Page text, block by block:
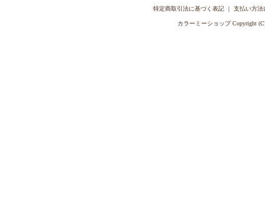
特定商取引法に基づく表記｜ 支払い方法
カラーミーショップCopyright